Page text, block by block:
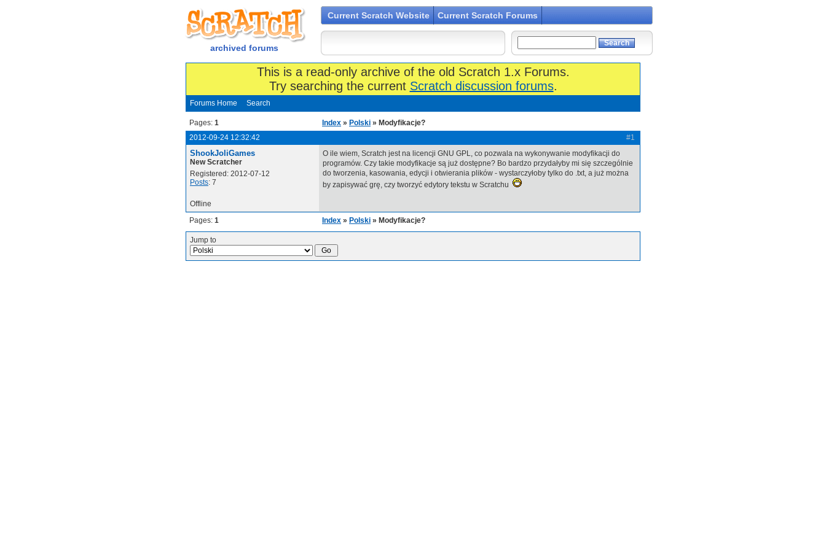
archived forums
Current Scratch Website Current Scratch Forums
This is a read-only archive of the old Scratch 1.x Forums.
Try searching the current Scratch discussion forums.
Forums Home Search
Pages: 1 Index » Polski » Modyfikacje?
#1
2012-09-24 12:32:42
ShookJoliGames
New Scratcher
Registered: 2012-07-12
Posts: 7
O ile wiem, Scratch jest na licencji GNU GPL, co pozwala na wykonywanie modyfikacji do
programów. Czy takie modyfikacje są już dostępne? Bo bardzo przydałyby mi się szczególnie
do tworzenia, kasowania, edycji i otwierania plików - wystarczyłoby tylko do .txt, a już można
by zapisywać grę, czy tworzyć edytory tekstu w Scratchu
Offline
Pages: 1 Index » Polski » Modyfikacje?
Jump to